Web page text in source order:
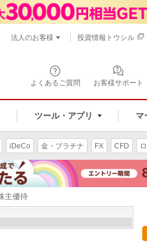
よくあるご質問 お客様サポート
ツール・アプリ マ
法人のお客様 投資情報トウシル
iDeCo 金・プラチナ FX CFD
主優待